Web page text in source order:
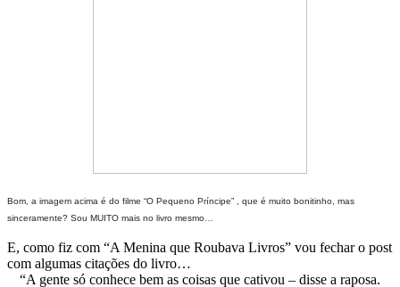
Bom, a imagem acima é do filme “O Pequeno Príncipe” , que é muito bonitinho, mas
sinceramente? Sou MUITO mais no livro mesmo…
E, como fiz com “A Menina que Roubava Livros” vou fechar o post
com algumas citações do livro…
“A gente só conhece bem as coisas que cativou – disse a raposa.